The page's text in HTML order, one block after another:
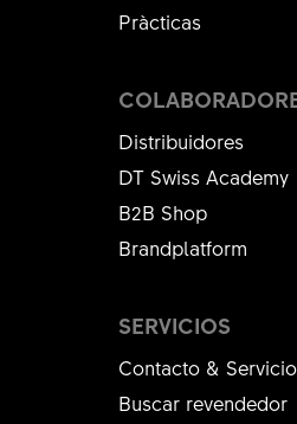
Pràcticas
SERVICIOS
Contacto &
Buscar revendedor
Distribuidores
DT Swiss Academy
B2B Shop
Brandplatform